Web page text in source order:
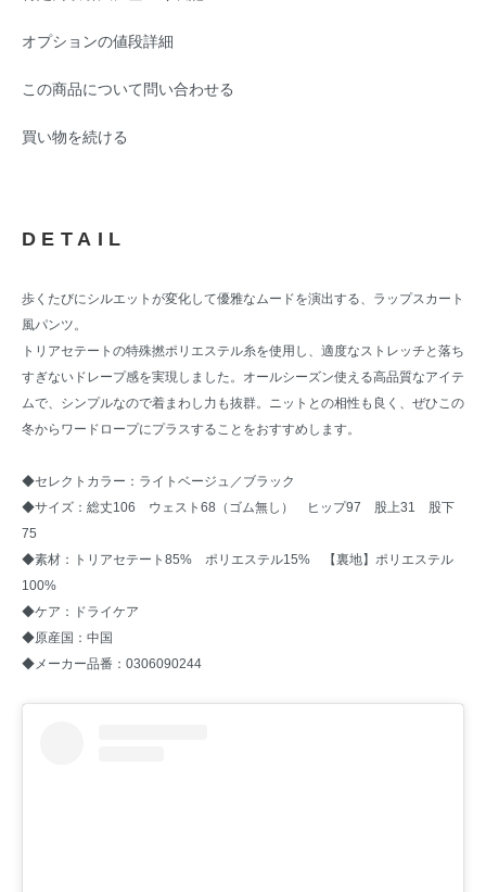
オプションの値段詳細
この商品について問い合わせる
買い物を続ける
DETAIL
歩くたびにシルエットが変化して優雅なムードを演出する、ラップスカート
風パンツ。
トリアセテートの特殊撚ポリエステル糸を使用し、適度なストレッチと落ち
すぎないドレープ感を実現しました。オールシーズン使える高品質なアイテ
ムで、シンプルなので着まわし力も抜群。ニットとの相性も良く、ぜひこの
冬からワードロープにプラスすることをおすすめします。
◆セレクトカラー：ライトベージュ／ブラック
◆サイズ：総丈106 ウェスト68（ゴム無し） ヒップ97 股上31 股下
75
◆素材：トリアセテート85% ポリエステル15% 【裏地】ポリエステル
100%
◆ケア：ドライケア
◆原産国：中国
◆メーカー品番：0306090244